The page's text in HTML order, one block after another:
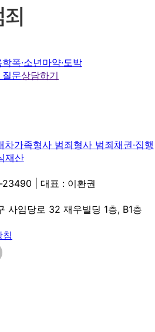
학폭·소년마약·도박
문상담하기
차가족형사 범죄형사 범죄채권·집행
재산
| 대표 : 이환권
사임당로 32 재우빌딩 1층, B1층